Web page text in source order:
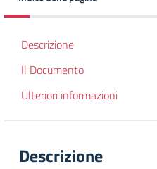
Descrizione
Il Documento
Ulteriori informazioni
Descrizione